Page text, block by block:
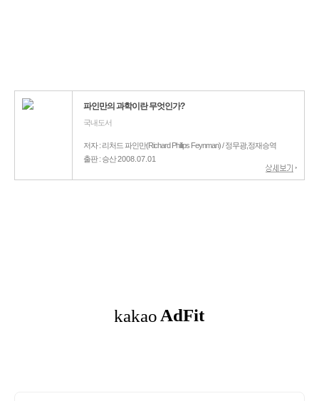
파인만의 과학이란 무엇인가?
국내도서
저자 : 리처드 파인만(Richard Phillips Feynman) / 정무광,정재승역
출판 : 승산2008.07.01